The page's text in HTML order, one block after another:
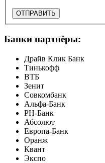
ОТПРАВИТЬ
Банки партнёры:
Драйв Клик Банк
Тинькофф
ВТБ
Зенит
Совкомбанк
Альфа-Банк
РН-Банк
Абсолют
Европа-Банк
Оранж
Квант
Экспо